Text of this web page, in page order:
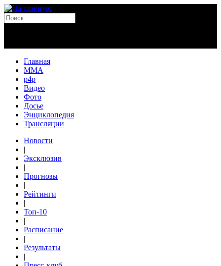
Главная
MMA
p4p
Видео
Фото
Досье
Энциклопедия
Трансляции
Новости
|
Эксклюзив
|
Прогнозы
|
Рейтинги
|
Топ-10
|
Расписание
|
Результаты
|